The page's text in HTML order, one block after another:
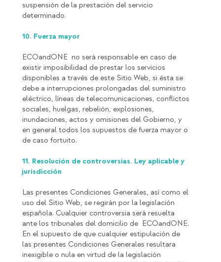
suspensión de la prestación del servicio
determinado.
10. Fuerza mayor
ECOandONE no será responsable en caso de
existir imposibilidad de prestar los servicios
disponibles a través de este Sitio Web, si ésta se
debe a interrupciones prolongadas del suministro
eléctrico, líneas de telecomunicaciones, conflictos
sociales, huelgas, rebelión, explosiones,
inundaciones, actos y omisiones del Gobierno, y
en general todos los supuestos de fuerza mayor o
de caso fortuito.
11. Resolución de controversias. Ley aplicable y
jurisdicción
Las presentes Condiciones Generales, así como el
uso del Sitio Web, se regirán por la legislación
española. Cualquier controversia será resuelta
ante los tribunales del domicilio de ECOandONE.
En el supuesto de que cualquier estipulación de
las presentes Condiciones Generales resultara
inexigible o nula en virtud de la legislación